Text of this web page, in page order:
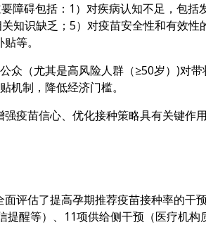
障碍包括：1）对疾病认知不足，包
知识缺乏；5）对疫苗安全性和有效
等。
众（尤其是高风险人群（≥50岁）)对
机制，降低经济门槛。
疫苗信心、优化接种策略具有关键作
评估了提高孕期推荐疫苗接种率的干
醒等）、11项供给侧干预（医疗机